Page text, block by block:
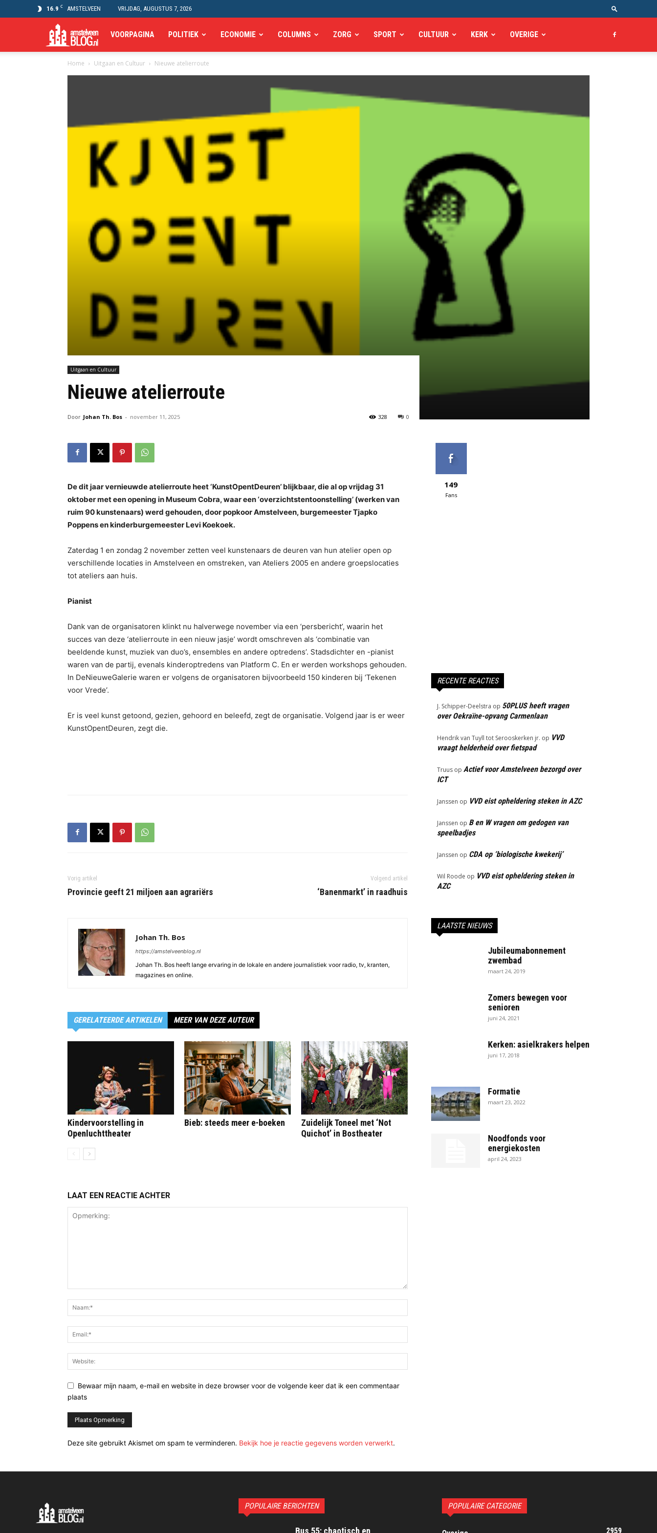
16.9 C AMSTELVEEN VRIJDAG, AUGUSTUS 7, 2026
Amstelveen
Blog
VOORPAGINA POLITIEK ECONOMIE COLUMNS ZORG SPORT CULTUUR KERK OVERIGE
Home Uitgaan en Cultuur Nieuwe atelierroute
Uitgaan en Cultuur
Nieuwe atelierroute
Door Johan Th. Bos - november 11, 2025 0
328
De dit jaar vernieuwde atelierroute heet ‘KunstOpentDeuren’ blijkbaar, die al op vrijdag 31
oktober met een opening in Museum Cobra, waar een ‘overzichtstentoonstelling’ (werken van
ruim 90 kunstenaars) werd gehouden, door popkoor Amstelveen, burgemeester Tjapko
Poppens en kinderburgemeester Levi Koekoek.
Zaterdag 1 en zondag 2 november zetten veel kunstenaars de deuren van hun atelier open op
verschillende locaties in Amstelveen en omstreken, van Ateliers 2005 en andere groepslocaties
tot ateliers aan huis.
Pianist
Dank van de organisatoren klinkt nu halverwege november via een ‘persbericht’, waarin het
succes van deze ‘atelierroute in een nieuw jasje’ wordt omschreven als ‘combinatie van
beeldende kunst, muziek van duo’s, ensembles en andere optredens’. Stadsdichter en -pianist
waren van de partij, evenals kinderoptredens van Platform C. En er werden workshops gehouden.
In DeNieuweGalerie waren er volgens de organisatoren bijvoorbeeld 150 kinderen bij ‘Tekenen
voor Vrede’.
Er is veel kunst getoond, gezien, gehoord en beleefd, zegt de organisatie. Volgend jaar is er weer
KunstOpentDeuren, zegt die.
Vorig artikel
Provincie geeft 21 miljoen aan agrariërs
Volgend artikel
‘Banenmarkt’ in raadhuis
Johan Th. Bos
https://amstelveenblog.nl
Johan Th. Bos heeft lange ervaring in de lokale en andere journalistiek voor radio, tv, kranten,
magazines en online.
GERELATEERDE ARTIKELEN MEER VAN DEZE AUTEUR
Kindervoorstelling in
Openluchttheater
Bieb: steeds meer e-boeken
Zuidelijk Toneel met ‘Not
Quichot’ in Bostheater
LAAT EEN REACTIE ACHTER
Bewaar mijn naam, e-mail en website in deze browser voor de volgende keer dat ik een commentaar
plaats
Deze site gebruikt Akismet om spam te verminderen. Bekijk hoe je reactie gegevens worden verwerkt.
149
Fans
RECENTE REACTIES
J. Schipper-Deelstra op 50PLUS heeft vragen
over Oekraïne-opvang Carmenlaan
Hendrik van Tuyll tot Serooskerken jr. op VVD
vraagt helderheid over fietspad
Truus op Actief voor Amstelveen bezorgd over
ICT
Janssen op VVD eist opheldering steken in AZC
Janssen op B en W vragen om gedogen van
speelbadjes
Janssen op CDA op ‘biologische kwekerij’
Wil Roode op VVD eist opheldering steken in
AZC
LAATSTE NIEUWS
Jubileumabonnement
zwembad
maart 24, 2019
Zomers bewegen voor
senioren
juni 24, 2021
Kerken: asielkrakers helpen
juni 17, 2018
Formatie
maart 23, 2022
Noodfonds voor
energiekosten
april 24, 2023
POPULAIRE BERICHTEN
Bus 55: chaotisch en
POPULAIRE CATEGORIE
2959